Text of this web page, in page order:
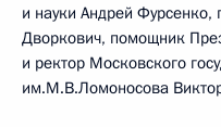
и науки Андрей
Дворкович, помощник
и ректор Московского
им.М.В.Ломоносова